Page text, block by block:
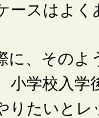
ースはよく
に、そのよ
小学校入学
りたいとレ